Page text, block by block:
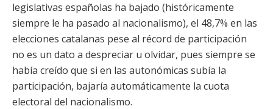
legislativas españolas ha bajado (históricamente
siempre le ha pasado al nacionalismo), el 48,7% en las
elecciones catalanas pese al récord de participación
no es un dato a despreciar u olvidar, pues siempre se
había creído que si en las autonómicas subía la
participación, bajaría automáticamente la cuota
electoral del nacionalismo.